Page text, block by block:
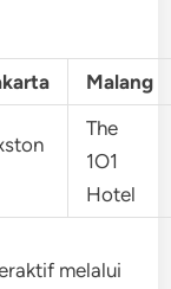
Malang
The
1O1
Hotel
melalui